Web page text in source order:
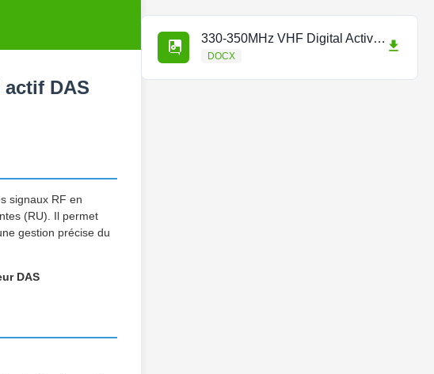
DAS
signaux RF en
(RU). Il permet
gestion précise du
DAS
330-350MHz VHF Digital Active DAS.docx
DOCX